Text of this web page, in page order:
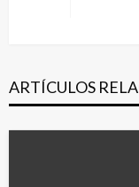
ARTÍCULOS